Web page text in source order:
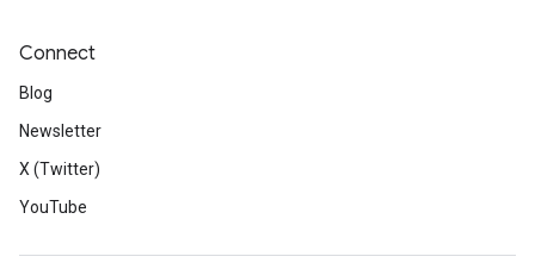
Connect
Blog
Newsletter
X (Twitter)
YouTube